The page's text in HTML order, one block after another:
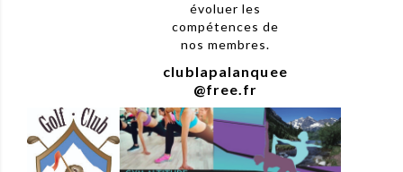
évoluer les
compétences de
nos membres.
clublapalanquee
@free.fr